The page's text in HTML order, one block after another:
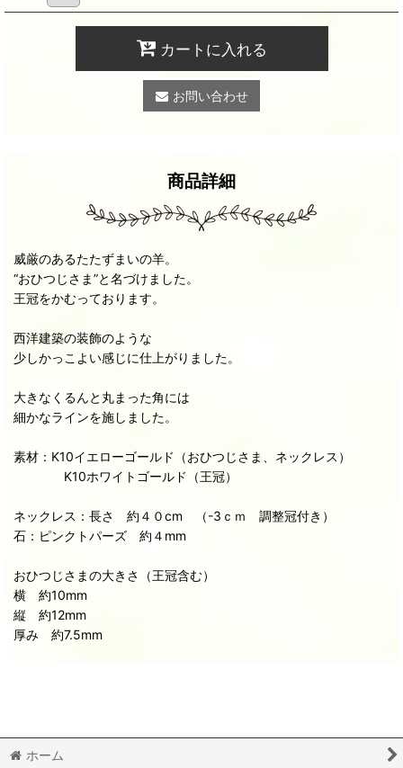
カートに入れる
お問い合わせ
商品詳細
威厳のあるたたずまいの羊。
“おひつじさま”と名づけました。
王冠をかむっております。
西洋建築の装飾のような
少しかっこよい感じに仕上がりました。
大きなくるんと丸まった角には
細かなラインを施しました。
素材：K10イエローゴールド（おひつじさま、ネックレス）
K10ホワイトゴールド（王冠）
ネックレス：長さ 約４０cm （-3ｃｍ 調整冠付き）
石：ピンクトパーズ 約４mm
おひつじさまの大きさ（王冠含む）
横 約10mm
縦 約12mm
厚み 約7.5mm
ホーム